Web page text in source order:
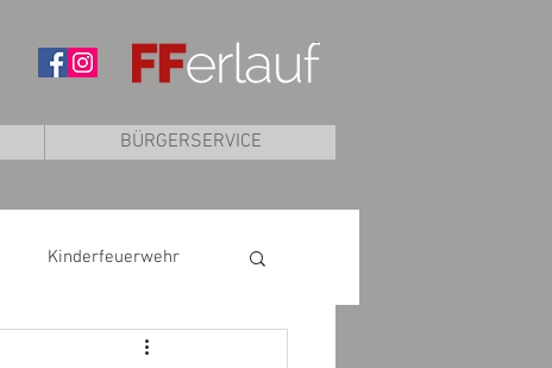
BÜRGERSERVICE
Kinderfeuerwehr